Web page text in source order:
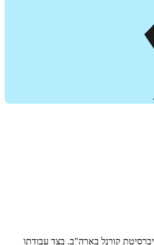
קורנל בארה"ב. בצד עבודתו